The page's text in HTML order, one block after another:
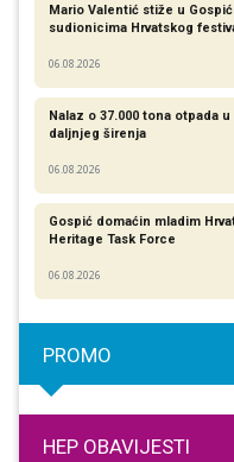
Mario Valentić stiže u
sudionicima Hrvatskog
06.08.2026
Nalaz o 37.000 tona otpada
daljnjeg širenja
06.08.2026
Gospić domaćin mladim
Heritage Task Force
06.08.2026
PROMO
HEP OBAVIJESTI